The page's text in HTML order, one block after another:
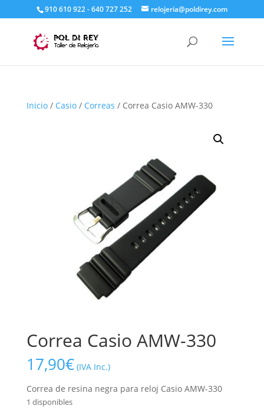
910 610 922 - 640 727 252 relojeria@poldirey.com
Inicio/ Casio/ Correas / Correa Casio AMW-330
Correa Casio AMW-330
17,90€ (IVA Inc.)
Correa de resina negra para reloj Casio AMW-330
1 disponibles